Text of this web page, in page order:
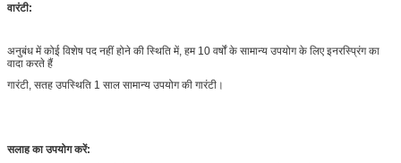
वारंटी:
अनुबंध में कोई विशेष पद नहीं होने की स्थिति में, हम 10 वर्षों के सामान्य उपयोग के लिए इनरस्प्रिंग का
वादा करते हैं
गारंटी, सतह उपस्थिति 1 साल सामान्य उपयोग की गारंटी।
सलाह का उपयोग करें: